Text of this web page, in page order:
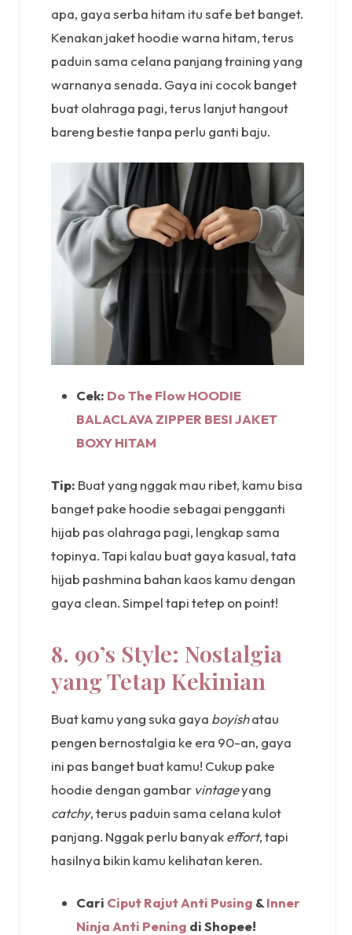
apa, gaya serba hitam itu safe bet banget.
Kenakan jaket hoodie warna hitam, terus
paduin sama celana panjang training yang
warnanya senada. Gaya ini cocok banget
buat olahraga pagi, terus lanjut hangout
bareng bestie tanpa perlu ganti baju.
Cek: Do The Flow HOODIE
BALACLAVA ZIPPER BESI JAKET
BOXY HITAM
Tip: Buat yang nggak mau ribet, kamu bisa
banget pake hoodie sebagai pengganti
hijab pas olahraga pagi, lengkap sama
topinya. Tapi kalau buat gaya kasual, tata
hijab pashmina bahan kaos kamu dengan
gaya clean. Simpel tapi tetep on point!
8. 90’s Style: Nostalgia
yang Tetap Kekinian
Buat kamu yang suka gaya boyishatau
pengen bernostalgia ke era 90-an, gaya
ini pas banget buat kamu! Cukup pake
hoodie dengan gambar vintageyang
catchy, terus paduin sama celana kulot
panjang. Nggak perlu banyakeffort, tapi
hasilnya bikin kamu kelihatan keren.
Cari Ciput Rajut Anti Pusing &Inner
Ninja Anti Pening di Shopee!